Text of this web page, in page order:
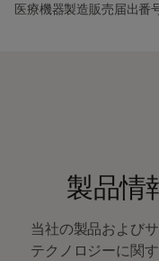
医療機器製造販売届出
製品情
当社の製品および
テクノロジーに関